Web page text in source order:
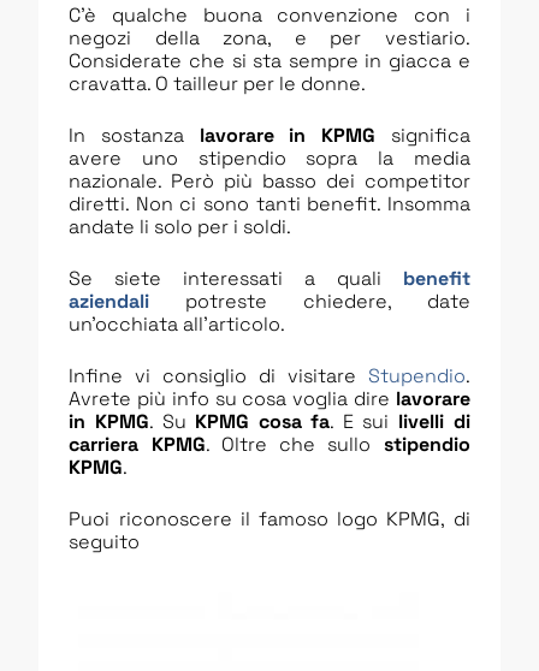
C’è qualche buona convenzione con i
negozi della zona, e per vestiario.
Considerate che si sta sempre in giacca e
cravatta. O tailleur per le donne.
In sostanza lavorare in KPMG significa
avere uno stipendio sopra la media
nazionale. Però più basso dei competitor
diretti. Non ci sono tanti benefit. Insomma
andate li solo per i soldi.
Se siete interessati a quali benefit
aziendali potreste chiedere, date
un’occhiata all’articolo.
Infine vi consiglio di visitare Stupendio.
Avrete più info su cosa voglia dire lavorare
in KPMG. Su KPMG cosa fa. E sui livelli di
carriera KPMG. Oltre che sullo stipendio
KPMG.
Puoi riconoscere il famoso logo KPMG, di
seguito